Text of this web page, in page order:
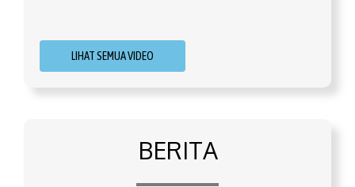
LIHAT SEMUA VIDEO
BERITA